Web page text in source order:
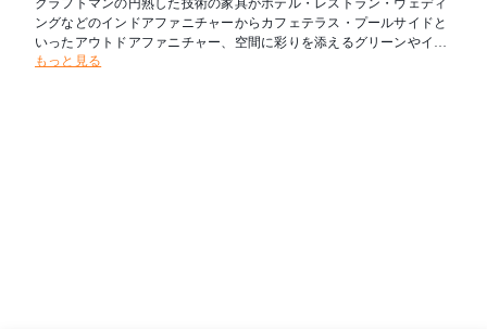
※セメントの風合いを表現するため、部分的な色むらがあり一
品ごとに仕上りが異なります。
クラフトマンの円熟した技術の家具がホテル・レストラン・ウェディ
ングなどのインドアファニチャーからカフェテラス・プールサイドと
いったアウトドアファニチャー、空間に彩りを添えるグリーンやイン
テリア小物など、さまざまなコントラクトユースに対応いたします。
もっと見る